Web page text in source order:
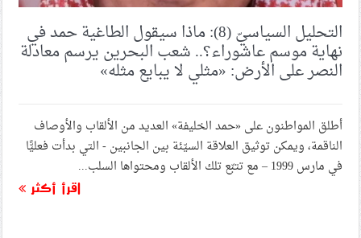
التحليل السياسيّ (8): ماذا سيقول الطاغية حمد في
نهاية موسم عاشوراء؟.. شعب البحرين يرسم معادلة
النصر على الأرض: «مثلي لا يبايع مثله»
أطلق المواطنون على «حمد الخليفة» العديد من الألقاب والأوصاف
الناقمة، ويمكن توثيق العلاقة السيّئة بين الجانبين - التي بدأت فعليًّا
في مارس 1999 – مع تتبّع تلك الألقاب ومحتواها السلب...
اقرأ أكثر